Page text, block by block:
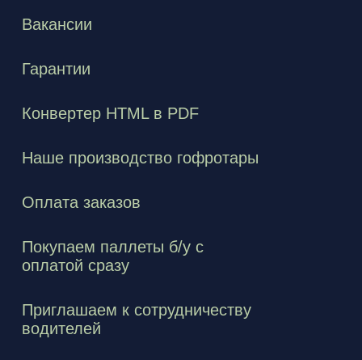
Вакансии
Гарантии
Конвертер HTML в PDF
Наше производство гофротары
Оплата заказов
Покупаем паллеты б/у с
оплатой сразу
Приглашаем к сотрудничеству
водителей